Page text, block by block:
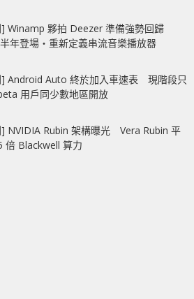
] Winamp 夥拍 Deezer 準備強勢回歸
年登場‧重新定義串流音樂播放器
] Android Auto 終於加入車速表 現階段只
用戶同少數地區開放
] NVIDIA Rubin 架構曝光 Vera Rubin 平
倍 Blackwell 算力